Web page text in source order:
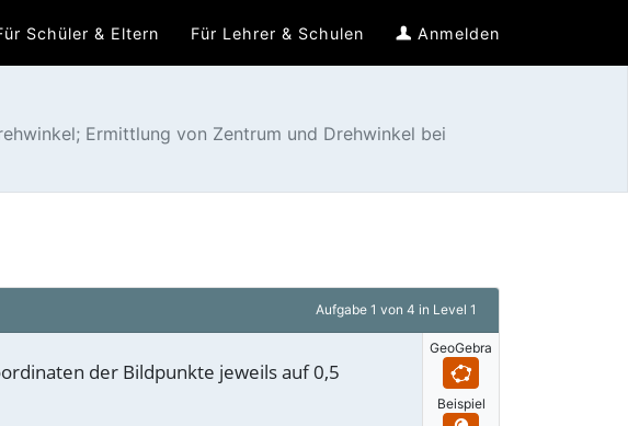
Schüler & Eltern Für Lehrer & Schulen Anmelden
Ermittlung von Zentrum und Drehwinkel bei
Aufgabe 1 von 4 in Level 1
der Bildpunkte jeweils auf 0,5
GeoGebra
Beispiel